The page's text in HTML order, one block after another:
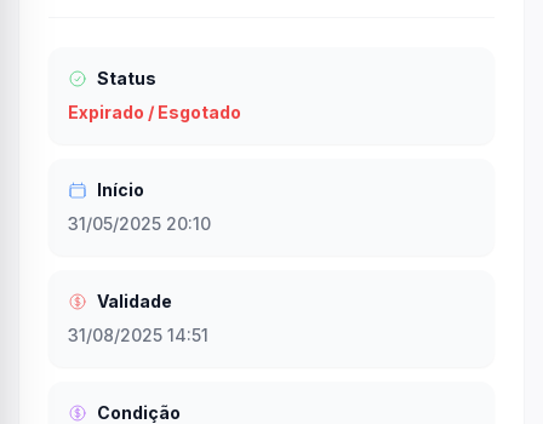
Status
Expirado / Esgotado
Início
31/05/2025 20:10
Validade
31/08/2025 14:51
Condição